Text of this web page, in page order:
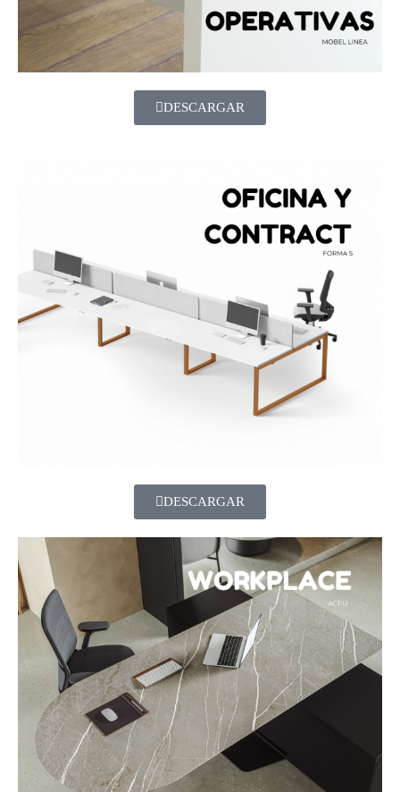
DESCARGAR
DESCARGAR